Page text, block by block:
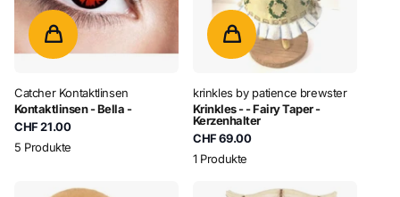
Catcher Kontaktlinsen
Kontaktlinsen - Bella -
CHF 21.00
5 Produkte
krinkles by patience brewster
Krinkles - - Fairy Taper -
Kerzenhalter
CHF 69.00
1 Produkte